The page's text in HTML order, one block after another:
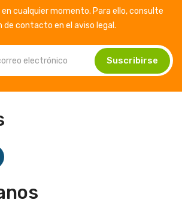
en cualquier momento. Para ello, consulte
contacto en el aviso legal.